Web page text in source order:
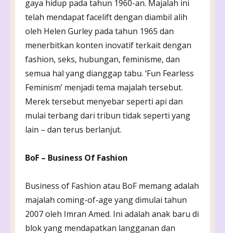
gaya hidup pada tahun 1960-an. Majalah ini
telah mendapat facelift dengan diambil alih
oleh Helen Gurley pada tahun 1965 dan
menerbitkan konten inovatif terkait dengan
fashion, seks, hubungan, feminisme, dan
semua hal yang dianggap tabu. ‘Fun Fearless
Feminism’ menjadi tema majalah tersebut.
Merek tersebut menyebar seperti api dan
mulai terbang dari tribun tidak seperti yang
lain – dan terus berlanjut.
BoF – Business Of Fashion
Business of Fashion atau BoF memang adalah
majalah coming-of-age yang dimulai tahun
2007 oleh Imran Amed. Ini adalah anak baru di
blok yang mendapatkan langganan dan